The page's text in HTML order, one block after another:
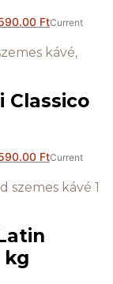
FtCurrent
Classico
FtCurrent
kg